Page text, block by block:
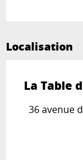
Localisation
La Table
36 avenue